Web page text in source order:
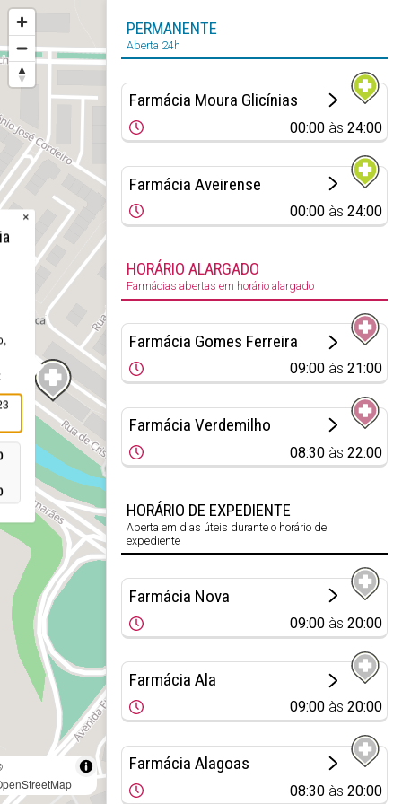
×
PERMANENTE
Aberta 24h
Farmácia Moura Glicínias
00:00 às24:00
Farmácia Aveirense
00:00 às24:00
HORÁRIO ALARGADO
Farmácias abertas em horário alargado
Farmácia Gomes Ferreira
09:00 às21:00
Farmácia Verdemilho
08:30 às22:00
HORÁRIO DE EXPEDIENTE
Aberta em dias úteis durante o horário de
expediente
Farmácia Nova
09:00 às20:00
Farmácia Ala
09:00 às20:00
Farmácia Alagoas
08:30 às20:00